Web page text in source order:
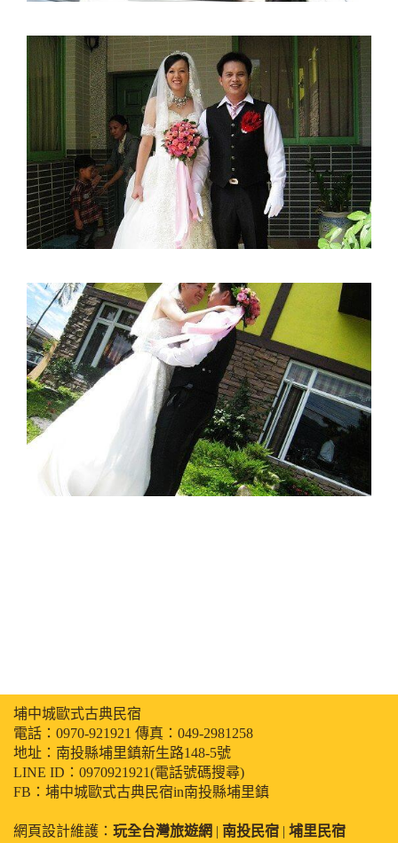
埔中城歐式古典民宿
電話： 0970-921921 傳真：049-2981258
地址：南投縣埔里鎮新生路148-5號
LINE ID：0970921921(電話號碼搜尋)
FB：埔中城歐式古典民宿in南投縣埔里鎮
網頁設計維護： 玩全台灣旅遊網 | 南投民宿 | 埔里民宿